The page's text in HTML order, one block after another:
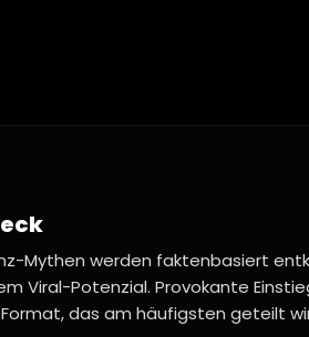
Mythen werden faktenbasiert
Viral-Potenzial. Provokante
das am häufigsten geteilt